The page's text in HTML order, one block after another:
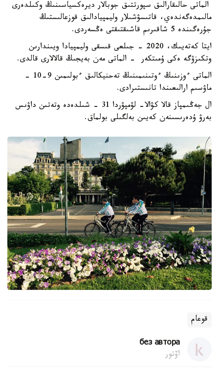
الماتى حالىقارالىق سپورتتىق جوبالار ديرەكسياسىنىڭ وكىلدەرى
مالىمدەگەندەي، قاتىسۋشىلار وليمپيادالىق قوزعالىستىڭ
جۇرەگىندە 5 شاقىرىم قاشىقتىقتى ەڭسەردى.
ايتا كەتەيىك، 2020 - جىلعى قىسقى وليمپيادا ويىندارىن
وتكىزۋگە ەكى ۇمىتكەر - الماتى مەن بەيجىڭ قالالارى قالدى.
الماتى ءوزىنىڭ ءوتىنىمىنىڭ تەحنيكالىق ءبولىمىن 9-10 -
ماۋسىم ارالىعىندا تانىستىرادى.
ال جەڭىمپاز قالا كۋالا- لۋمپۋردا 31 - شىلدەدە وتەتىن داۋىس
بەرۋ ۇدەرىسىنەن كەيىن بەلگىلى بولماق.
قوعام
без автора
اۆتور